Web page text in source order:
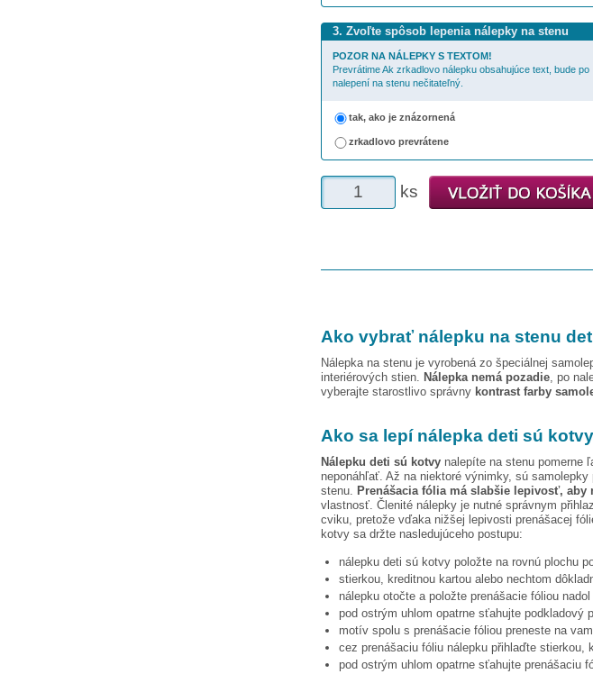
3. Zvoľte spôsob lepenia nálepky na stenu
POZOR NA NÁLEPKY S TEXTOM!
Prevrátime Ak zrkadlovo nálepku obsahujúce text, bude po
nalepení na stenu nečitateľný.
tak, ako je znázornená
zrkadlovo prevrátene
ks
Ako vybrať nálepku na stenu
Nálepka na stenu je vyrobená zo špeciálnej
interiérových stien. Nálepka nemá pozadie, po
vyberajte starostlivo správny kontrast farby
Ako sa lepí nálepka deti sú kotvy
Nálepku deti sú kotvy nalepíte na stenu pomerne
neponáhľať. Až na niektoré výnimky, sú
stenu. Prenášacia fólia má slabšie lepivosť,
vlastnosť. Členité nálepky je nutné správnym
cviku, pretože vďaka nižšej lepivosti prenášacej
kotvy sa držte nasledujúceho postupu:
nálepku deti sú kotvy položte na rovnú plochu
stierkou, kreditnou kartou alebo nechtom
nálepku otočte a položte prenášacie fóliou
pod ostrým uhlom opatrne sťahujte
motív spolu s prenášacie fóliou preneste na
cez prenášaciu fóliu nálepku přihlaďte stierkou,
pod ostrým uhlom opatrne sťahujte prenášaciu